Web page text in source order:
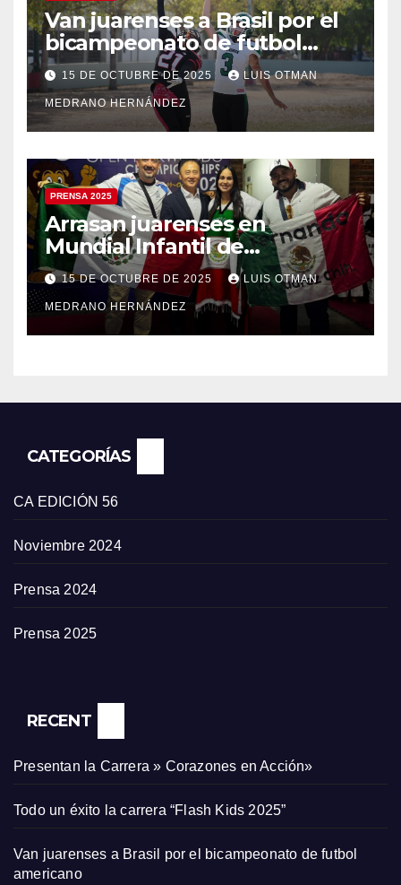
Van juarenses a Brasil por el
bicampeonato de futbol
americano
15 DE OCTUBRE DE 2025 LUIS OTMAN
MEDRANO HERNÁNDEZ
PRENSA 2025
Arrasan juarenses en
Mundial Infantil de
Taekwondo
15 DE OCTUBRE DE 2025 LUIS OTMAN
MEDRANO HERNÁNDEZ
CATEGORÍAS
CA EDICIÓN 56
Noviembre 2024
Prensa 2024
Prensa 2025
RECENT
Presentan la Carrera » Corazones en Acción»
Todo un éxito la carrera “Flash Kids 2025”
Van juarenses a Brasil por el bicampeonato de futbol
americano